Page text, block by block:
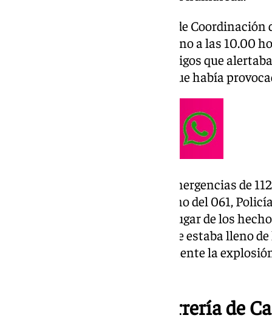
Según señalan desde el Centro de Coordinación
incidente ha tenido lugar en torno a las 10.00
recibido varias llamadas de testigos que
interior del establecimiento y que había
Acto seguido, los servicios de emergencias de
de Bomberos de Málaga, así como del 061,
cuales se han personado en el lugar de los
operativo, a su llegada el enclave estaba lleno
olor a gas, aunque afortunadamente la
Incendio en una churrería de